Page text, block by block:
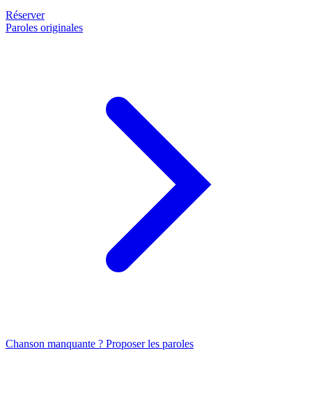
Réserver
Paroles originales
Chanson manquante ? Proposer les paroles